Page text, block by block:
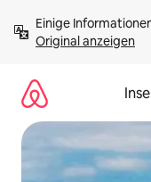
Inhalten
springenOriginal anzeigen